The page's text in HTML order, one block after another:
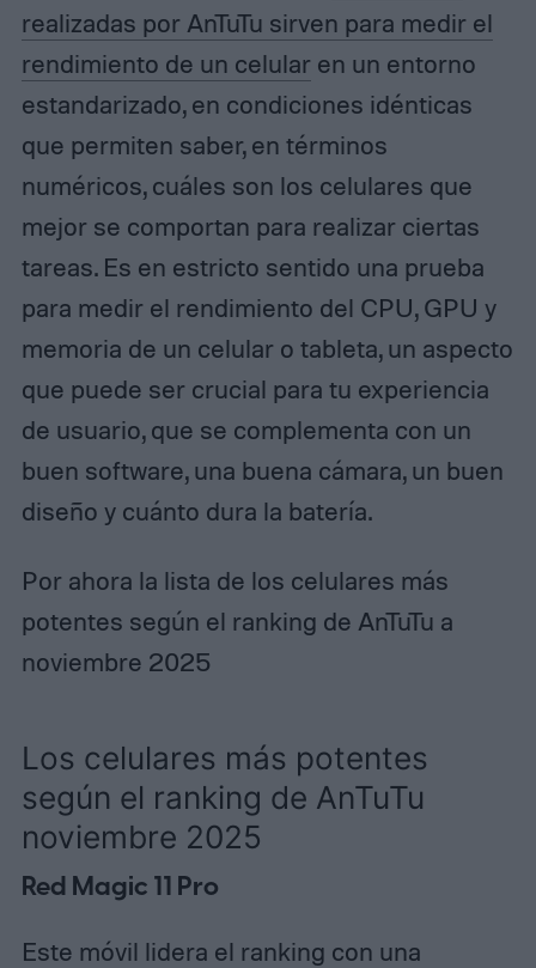
realizadas por AnTuTu sirven para medir el
rendimiento de un celular en un entorno
estandarizado, en condiciones idénticas
que permiten saber, en términos
numéricos, cuáles son los celulares que
mejor se comportan para realizar ciertas
tareas. Es en estricto sentido una prueba
para medir el rendimiento del CPU, GPU y
memoria de un celular o tableta, un aspecto
que puede ser crucial para tu experiencia
de usuario, que se complementa con un
buen software, una buena cámara, un buen
diseño y cuánto dura la batería.
Por ahora la lista de los celulares más
potentes según el ranking de AnTuTu a
noviembre 2025
Los celulares más potentes
según el ranking de AnTuTu
noviembre 2025
Red Magic 11 Pro
Este móvil lidera el ranking con una